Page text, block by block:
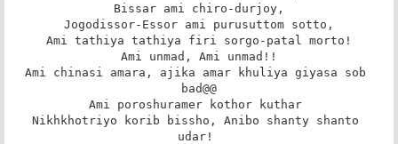
Bissar ami chiro-durjoy,
Jogodissor-Essor ami purusuttom sotto,
Ami tathiya tathiya firi sorgo-patal morto!
Ami unmad, Ami unmad!!
Ami chinasi amara, ajika amar khuliya giyasa sob
bad@@
Ami poroshuramer kothor kuthar
Nikhkhotriyo korib bissho, Anibo shanty shanto
udar!